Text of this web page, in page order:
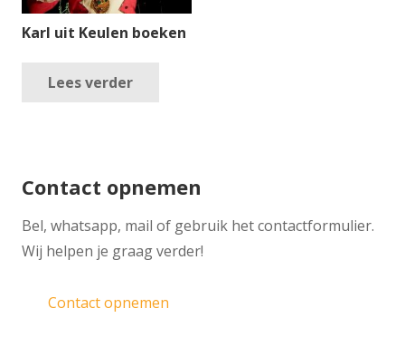
Karl uit Keulen boeken
Lees verder
Contact opnemen
​Bel, whatsapp, mail of gebruik het contactformulier.
Wij helpen je graag verder!
Contact opnemen